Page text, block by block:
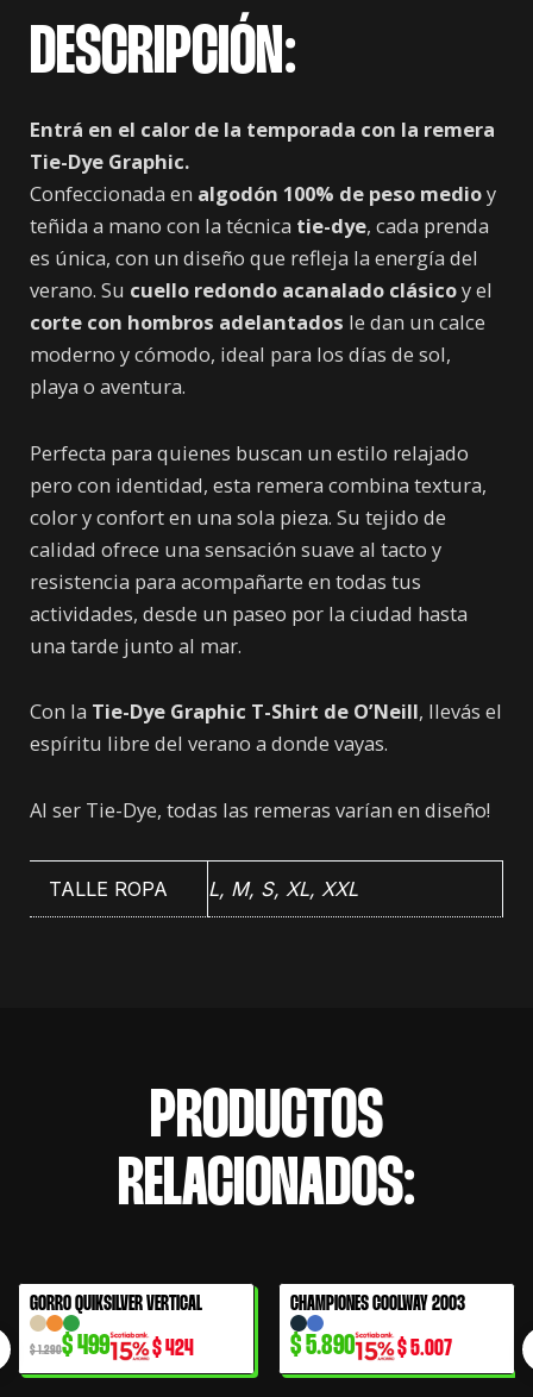
DESCRIPCIÓN:
Entrá en el calor de la temporada con la remera
Tie-Dye Graphic.
Confeccionada en algodón 100% de peso medioy
teñida a mano con la técnica tie-dye, cada prenda
es única, con un diseño que refleja la energía del
verano. Su cuello redondo acanalado clásicoy el
corte con hombros adelantados le dan un calce
moderno y cómodo, ideal para los días de sol,
playa o aventura.
Perfecta para quienes buscan un estilo relajado
pero con identidad, esta remera combina textura,
color y confort en una sola pieza. Su tejido de
calidad ofrece una sensación suave al tacto y
resistencia para acompañarte en todas tus
actividades, desde un paseo por la ciudad hasta
una tarde junto al mar.
Con la Tie-Dye Graphic T-Shirt de O’Neill, llevás el
espíritu libre del verano a donde vayas.
Al ser Tie-Dye, todas las remeras varían en diseño!
TALLE ROPA L, M, S, XL, XXL
PRODUCTOS
RELACIONADOS:
61% OFF
GORRO QUIKSILVER VERTICAL
$1.290
El
precio
original
era:
$499
El
precio
actual
es:
$424
CHAMPIONES COOLWAY 2003
$5.890 $5.007